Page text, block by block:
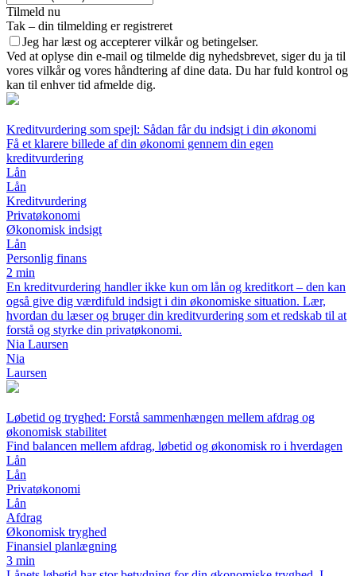
Tilmeld nu
Tak – din tilmelding er registreret
Jeg har læst og accepterer vilkår og betingelser.
Ved at oplyse din e-mail og tilmelde dig nyhedsbrevet, siger du ja til
vores vilkår og vores håndtering af dine data. Du har fuld kontrol og
kan til enhver tid afmelde dig.
Kreditvurdering som spejl: Sådan får du indsigt i din økonomi
Få et klarere billede af din økonomi gennem din egen
kreditvurdering
Lån
Lån
Kreditvurdering
Privatøkonomi
Økonomisk indsigt
Lån
Personlig finans
2 min
En kreditvurdering handler ikke kun om lån og kreditkort – den kan
også give dig værdifuld indsigt i din økonomiske situation. Lær,
hvordan du læser og bruger din kreditvurdering som et redskab til at
forstå og styrke din privatøkonomi.
Nia Laursen
Nia
Laursen
Løbetid og tryghed: Forstå sammenhængen mellem afdrag og
økonomisk stabilitet
Find balancen mellem afdrag, løbetid og økonomisk ro i hverdagen
Lån
Lån
Privatøkonomi
Lån
Afdrag
Økonomisk tryghed
Finansiel planlægning
3 min